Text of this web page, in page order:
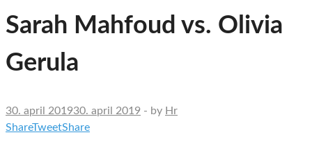
Sarah Mahfoud vs. Olivia
Gerula
30. april 201930. april 2019 - by Hr
ShareTweetShare